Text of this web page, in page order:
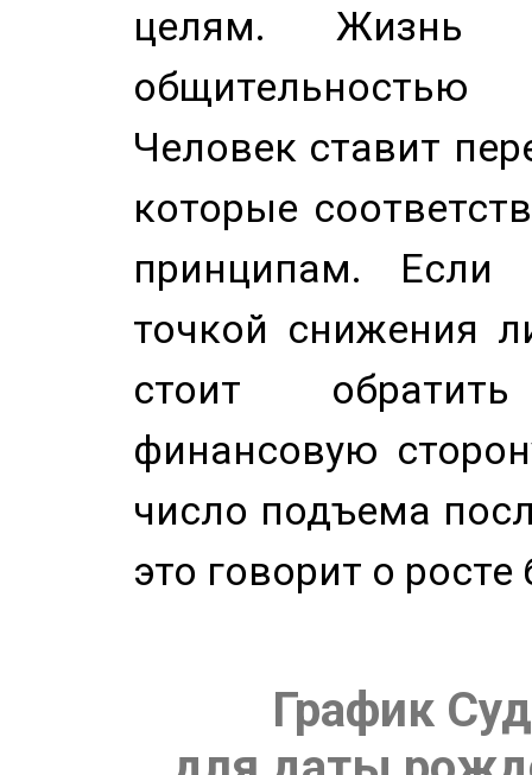
целям. Жизнь
Человек ставит
которые
принципам. Если
точкой снижения
стоит
финансовую
число подъема
это говорит о
График